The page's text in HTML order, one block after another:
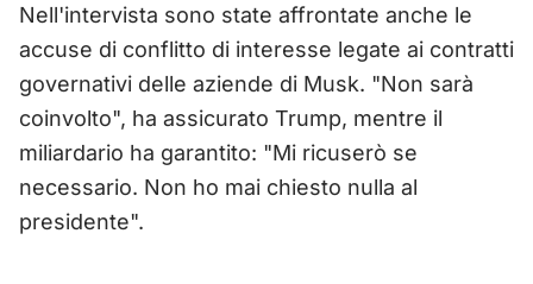
Nell'intervista sono state affrontate anche le
accuse di conflitto di interesse legate ai contratti
governativi delle aziende di Musk. "Non sarà
coinvolto", ha assicurato Trump, mentre il
miliardario ha garantito: "Mi ricuserò se
necessario. Non ho mai chiesto nulla al
presidente".